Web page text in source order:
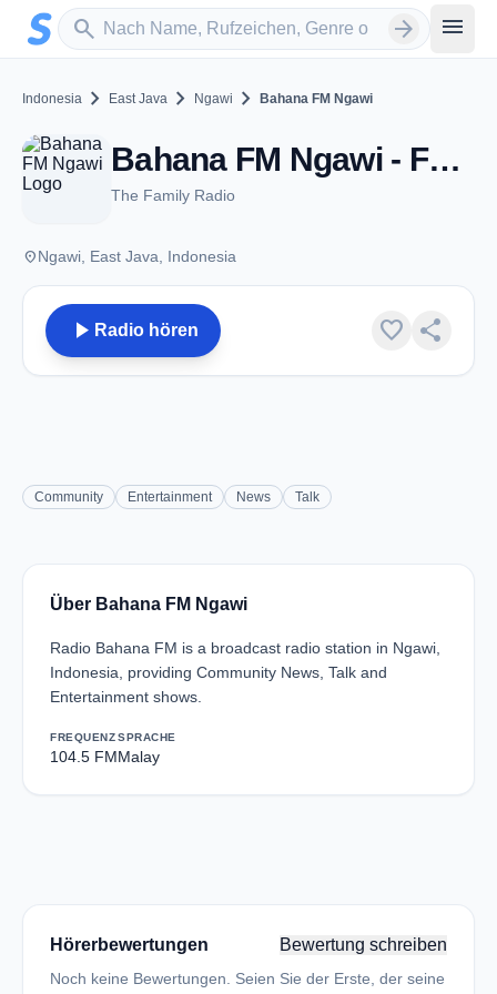
Zum Hauptinhalt springen
search
Sender suchen arrow_forward menu
Indonesia chevron_right East Java chevron_right Ngawi chevron_right Bahana FM Ngawi
Bahana FM Ngawi - FM 104.5 - Ngawi
The Family Radio
placeNgawi, East Java, Indonesia
play_arrow Radio hören favorite share
Community Entertainment News Talk
Über Bahana FM Ngawi
Radio Bahana FM is a broadcast radio station in Ngawi,
Indonesia, providing Community News, Talk and
Entertainment shows.
FREQUENZ
104.5 FM
SPRACHE
Malay
Hörerbewertungen Bewertung schreiben
Noch keine Bewertungen. Seien Sie der Erste, der seine